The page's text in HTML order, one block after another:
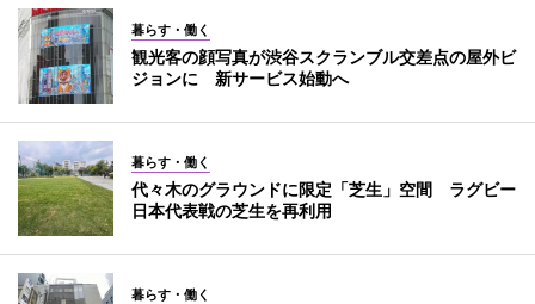
暮らす・働く
観光客の顔写真が渋谷スクランブル交差点の屋外ビ
ジョンに 新サービス始動へ
暮らす・働く
代々木のグラウンドに限定「芝生」空間 ラグビー
日本代表戦の芝生を再利用
暮らす・働く